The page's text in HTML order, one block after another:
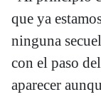
que ya
ninguna
con el paso
aparecer